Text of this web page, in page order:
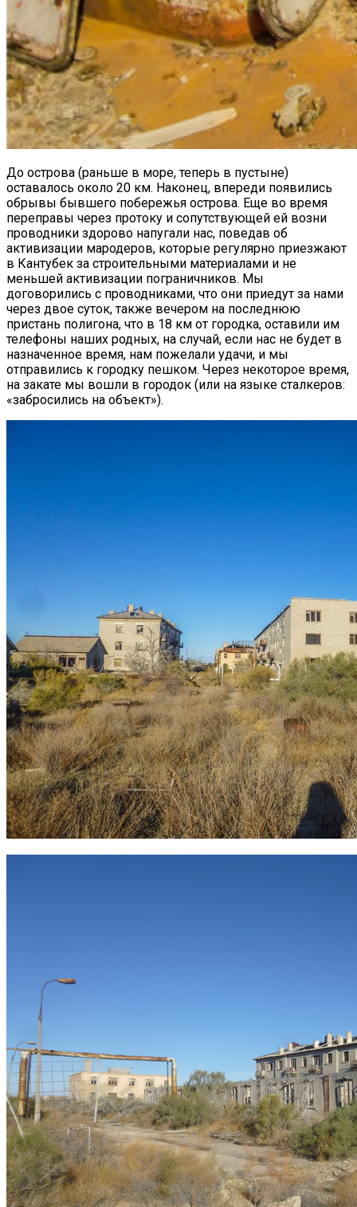
До острова (раньше в море, теперь в пустыне)
оставалось около 20 км. Наконец, впереди появились
обрывы бывшего побережья острова. Еще во время
переправы через протоку и сопутствующей ей возни
проводники здорово напугали нас, поведав об
активизации мародеров, которые регулярно приезжают
в Кантубек за строительными материалами и не
меньшей активизации пограничников. Мы
договорились с проводниками, что они приедут за нами
через двое суток, также вечером на последнюю
пристань полигона, что в 18 км от городка, оставили им
телефоны наших родных, на случай, если нас не будет в
назначенное время, нам пожелали удачи, и мы
отправились к городку пешком. Через некоторое время,
на закате мы вошли в городок (или на языке сталкеров:
«забросились на объект»).